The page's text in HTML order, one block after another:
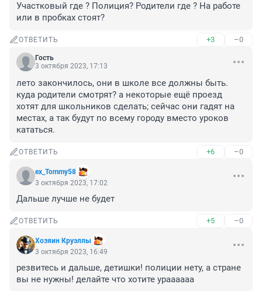
Участковый где ? Полиция? Родители где ? На работе
или в пробках стоят?
ОТВЕТИТЬ +3 –0
Гость
3 октября 2023, 17:13
лето закончилось, они в школе все должны быть.
куда родители смотрят? а некоторые ещё проезд
хотят для школьников сделать; сейчас они гадят на
местах, а так будут по всему городу вместо уроков
кататься.
ОТВЕТИТЬ +6 –0
ex_Tommy58
3 октября 2023, 17:02
Дальше лучше не будет
ОТВЕТИТЬ +5 –0
Хозяин Круэллы
3 октября 2023, 16:49
резвитесь и дальше, детишки! полиции нету, а стране
вы не нужны! делайте что хотите ураааааа